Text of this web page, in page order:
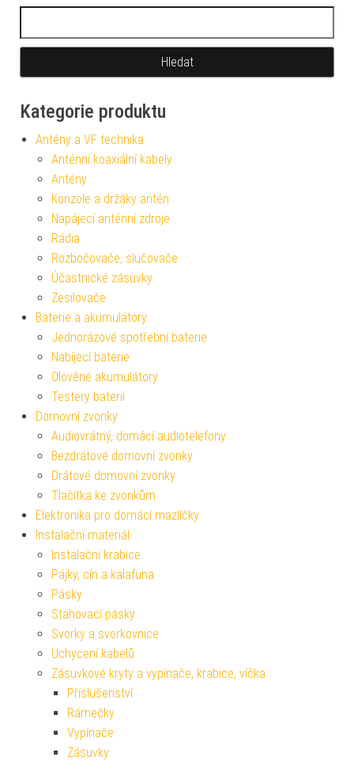
Kategorie produktu
Antény a VF technika
Anténní koaxiální kabely
Antény
Konzole a držáky antén
Napájecí anténní zdroje
Rádia
Rozbočovače, slučovače
Účastnické zásuvky
Zesilovače
Baterie a akumulátory
Jednorázové spotřební baterie
Nabíjecí baterie
Olověné akumulátory
Testery baterií
Domovní zvonky
Audiovrátný, domácí audiotelefony
Bezdrátové domovní zvonky
Drátové domovní zvonky
Tlačítka ke zvonkům
Elektronika pro domácí mazlíčky
Instalační materiál
Instalační krabice
Pájky, cín a kalafuna
Pásky
Stahovací pásky
Svorky a svorkovnice
Uchycení kabelů
Zásuvkové kryty a vypínače, krabice, víčka
Příslušenství
Rámečky
Vypínače
Zásuvky